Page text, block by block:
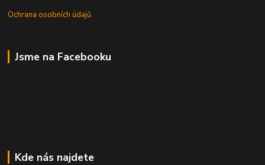
Ochrana osobních údajů
Jsme na Facebooku
Kde nás najdete